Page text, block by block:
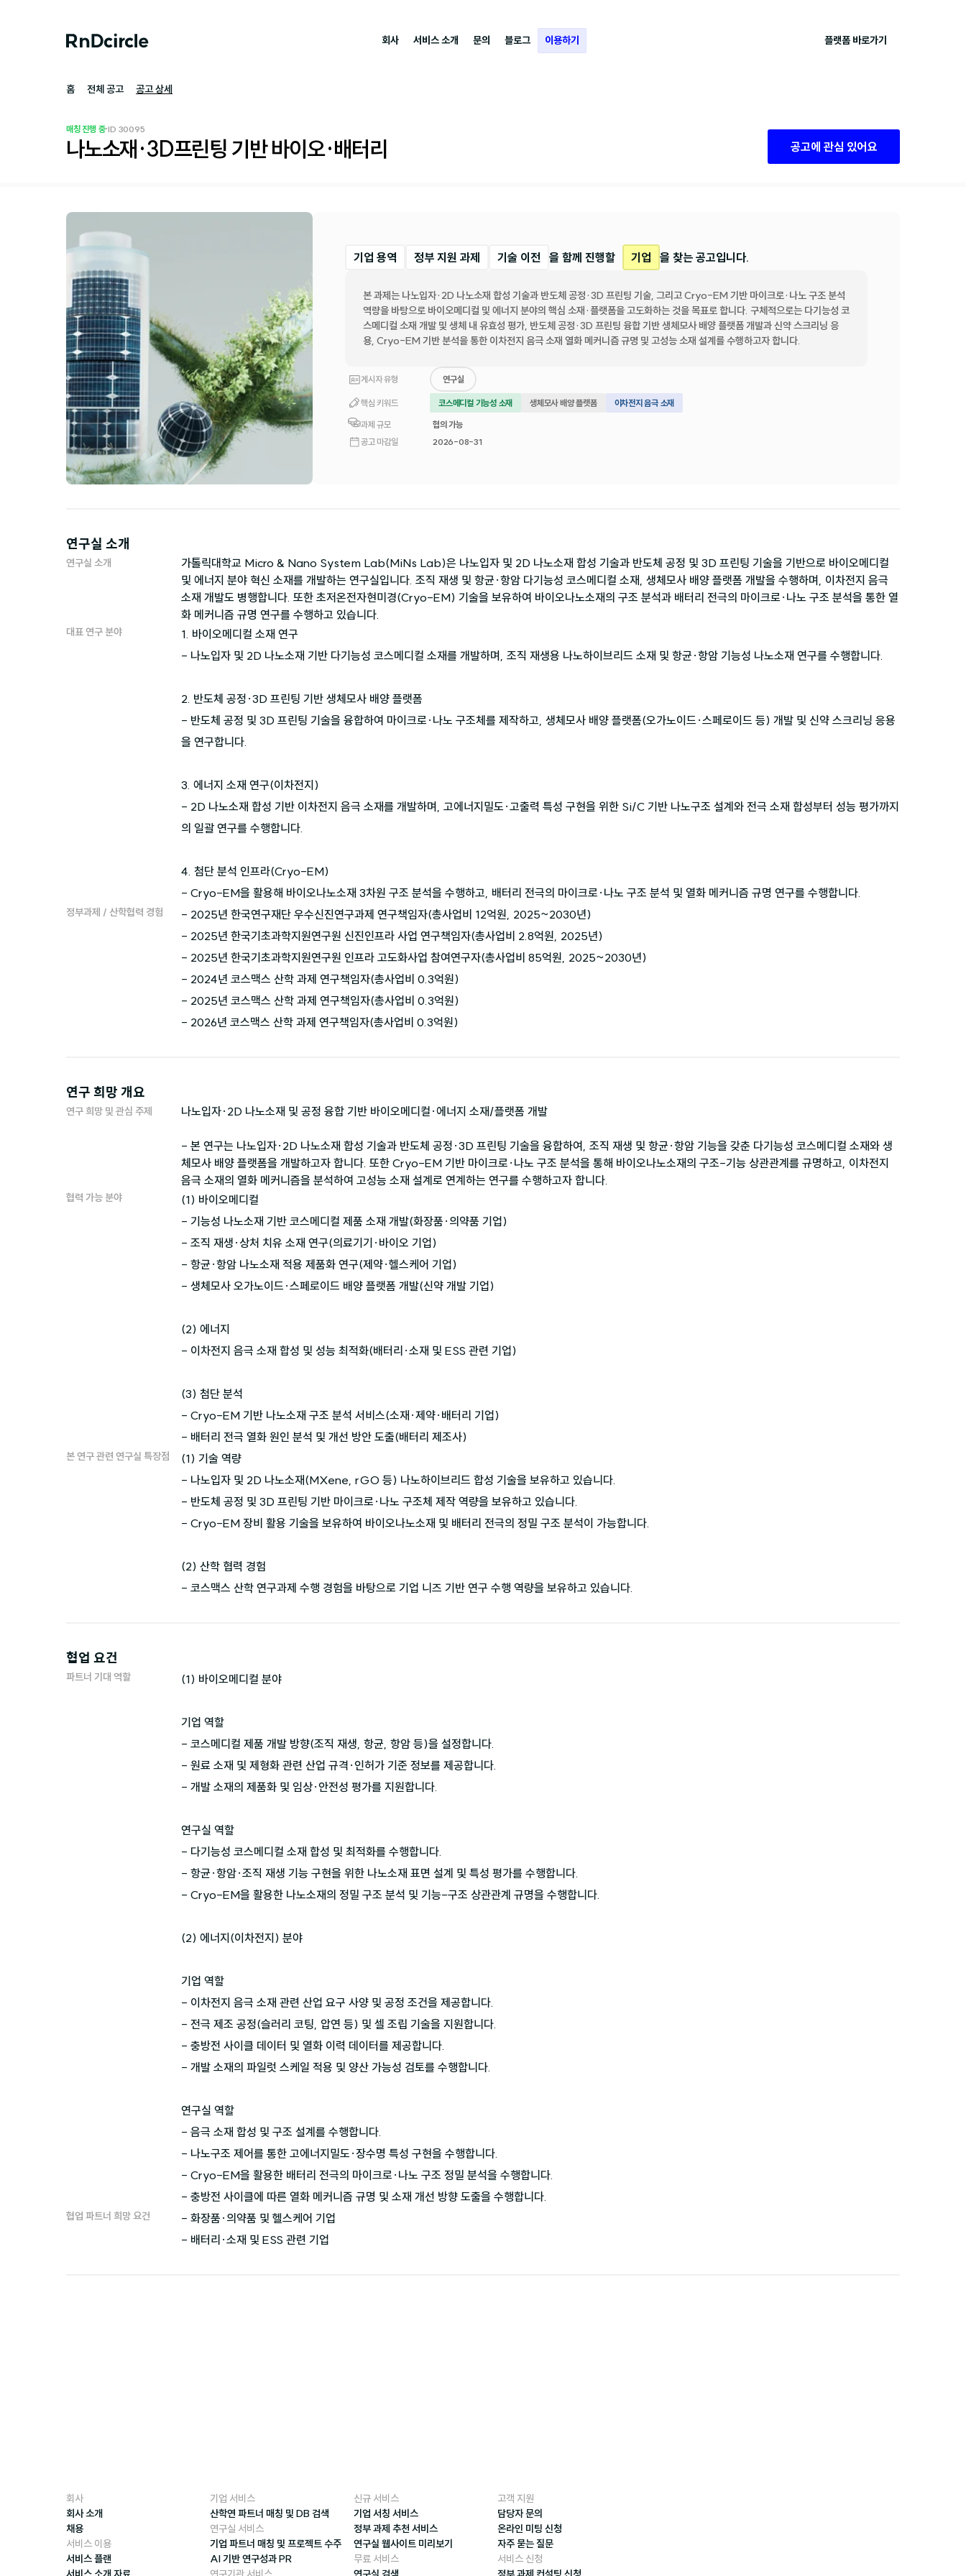
매칭 진행 중·ID 30095
나노소재·3D프린팅 기반 바이오·배터리 공고에 관심 있어요
기업 용역 정부 지원 과제 기술 이전 을 함께 진행할 기업 을 찾는 공고입니다.
본 과제는 나노입자·2D 나노소재 합성 기술과 반도체 공정·3D 프린팅 기술, 그리고 Cryo-EM 기반 마이크로·나노 구조 분석
역량을 바탕으로 바이오메디컬 및 에너지 분야의 핵심 소재·플랫폼을 고도화하는 것을 목표로 합니다. 구체적으로는 다기능성 코
스메디컬 소재 개발 및 생체 내 유효성 평가, 반도체 공정·3D 프린팅 융합 기반 생체모사 배양 플랫폼 개발과 신약 스크리닝 응
용, Cryo-EM 기반 분석을 통한 이차전지 음극 소재 열화 메커니즘 규명 및 고성능 소재 설계를 수행하고자 합니다.
게시자 유형 연구실
핵심 키워드 코스메디컬 기능성 소재 생체모사 배양 플랫폼
이차전지 음극 소재
과제 규모
협의 가능
공고 마감일
2026-08-31
연구실 소개
연구실 소개
가톨릭대학교 Micro & Nano System Lab(MiNs Lab)은 나노입자 및 2D 나노소재 합성 기술과 반도체 공정 및 3D 프린팅 기술을 기반으로 바이오메디컬
및 에너지 분야 혁신 소재를 개발하는 연구실입니다. 조직 재생 및 항균·항암 다기능성 코스메디컬 소재, 생체모사 배양 플랫폼 개발을 수행하며, 이차전지 음극
소재 개발도 병행합니다. 또한 초저온전자현미경(Cryo-EM) 기술을 보유하여 바이오나노소재의 구조 분석과 배터리 전극의 마이크로·나노 구조 분석을 통한 열
화 메커니즘 규명 연구를 수행하고 있습니다.
대표 연구 분야
1. 바이오메디컬 소재 연구
- 나노입자 및 2D 나노소재 기반 다기능성 코스메디컬 소재를 개발하며, 조직 재생용 나노하이브리드 소재 및 항균·항암 기능성 나노소재 연구를 수행합니다.
2. 반도체 공정·3D 프린팅 기반 생체모사 배양 플랫폼
- 반도체 공정 및 3D 프린팅 기술을 융합하여 마이크로·나노 구조체를 제작하고, 생체모사 배양 플랫폼(오가노이드·스페로이드 등) 개발 및 신약 스크리닝 응용
을 연구합니다.
3. 에너지 소재 연구(이차전지)
- 2D 나노소재 합성 기반 이차전지 음극 소재를 개발하며, 고에너지밀도·고출력 특성 구현을 위한 Si/C 기반 나노구조 설계와 전극 소재 합성부터 성능 평가까지
의 일괄 연구를 수행합니다.
4. 첨단 분석 인프라(Cryo-EM)
- Cryo-EM을 활용해 바이오나노소재 3차원 구조 분석을 수행하고, 배터리 전극의 마이크로·나노 구조 분석 및 열화 메커니즘 규명 연구를 수행합니다.
정부과제 / 산학협력 경험
- 2025년 한국연구재단 우수신진연구과제 연구책임자(총사업비 12억원, 2025~2030년)
- 2025년 한국기초과학지원연구원 신진인프라 사업 연구책임자(총사업비 2.8억원, 2025년)
- 2025년 한국기초과학지원연구원 인프라 고도화사업 참여연구자(총사업비 85억원, 2025~2030년)
- 2024년 코스맥스 산학 과제 연구책임자(총사업비 0.3억원)
- 2025년 코스맥스 산학 과제 연구책임자(총사업비 0.3억원)
- 2026년 코스맥스 산학 과제 연구책임자(총사업비 0.3억원)
연구 희망 개요
연구 희망 및 관심 주제 나노입자·2D 나노소재 및 공정 융합 기반 바이오메디컬·에너지 소재/플랫폼 개발
- 본 연구는 나노입자·2D 나노소재 합성 기술과 반도체 공정·3D 프린팅 기술을 융합하여, 조직 재생 및 항균·항암 기능을 갖춘 다기능성 코스메디컬 소재와 생
체모사 배양 플랫폼을 개발하고자 합니다. 또한 Cryo-EM 기반 마이크로·나노 구조 분석을 통해 바이오나노소재의 구조-기능 상관관계를 규명하고, 이차전지
음극 소재의 열화 메커니즘을 분석하여 고성능 소재 설계로 연계하는 연구를 수행하고자 합니다.
협력 가능 분야
(1) 바이오메디컬
- 기능성 나노소재 기반 코스메디컬 제품 소재 개발(화장품·의약품 기업)
- 조직 재생·상처 치유 소재 연구(의료기기·바이오 기업)
- 항균·항암 나노소재 적용 제품화 연구(제약·헬스케어 기업)
- 생체모사 오가노이드·스페로이드 배양 플랫폼 개발(신약 개발 기업)
(2) 에너지
- 이차전지 음극 소재 합성 및 성능 최적화(배터리·소재 및 ESS 관련 기업)
(3) 첨단 분석
- Cryo-EM 기반 나노소재 구조 분석 서비스(소재·제약·배터리 기업)
- 배터리 전극 열화 원인 분석 및 개선 방안 도출(배터리 제조사)
본 연구 관련 연구실 특장점
(1) 기술 역량
- 나노입자 및 2D 나노소재(MXene, rGO 등) 나노하이브리드 합성 기술을 보유하고 있습니다.
- 반도체 공정 및 3D 프린팅 기반 마이크로·나노 구조체 제작 역량을 보유하고 있습니다.
- Cryo-EM 장비 활용 기술을 보유하여 바이오나노소재 및 배터리 전극의 정밀 구조 분석이 가능합니다.
(2) 산학 협력 경험
- 코스맥스 산학 연구과제 수행 경험을 바탕으로 기업 니즈 기반 연구 수행 역량을 보유하고 있습니다.
협업 요건
파트너 기대 역할 (1) 바이오메디컬 분야
기업 역할
- 코스메디컬 제품 개발 방향(조직 재생, 항균, 항암 등)을 설정합니다.
- 원료 소재 및 제형화 관련 산업 규격·인허가 기준 정보를 제공합니다.
- 개발 소재의 제품화 및 임상·안전성 평가를 지원합니다.
연구실 역할
- 다기능성 코스메디컬 소재 합성 및 최적화를 수행합니다.
- 항균·항암·조직 재생 기능 구현을 위한 나노소재 표면 설계 및 특성 평가를 수행합니다.
- Cryo-EM을 활용한 나노소재의 정밀 구조 분석 및 기능-구조 상관관계 규명을 수행합니다.
(2) 에너지(이차전지) 분야
기업 역할
- 이차전지 음극 소재 관련 산업 요구 사양 및 공정 조건을 제공합니다.
- 전극 제조 공정(슬러리 코팅, 압연 등) 및 셀 조립 기술을 지원합니다.
- 충방전 사이클 데이터 및 열화 이력 데이터를 제공합니다.
- 개발 소재의 파일럿 스케일 적용 및 양산 가능성 검토를 수행합니다.
연구실 역할
- 음극 소재 합성 및 구조 설계를 수행합니다.
- 나노구조 제어를 통한 고에너지밀도·장수명 특성 구현을 수행합니다.
- Cryo-EM을 활용한 배터리 전극의 마이크로·나노 구조 정밀 분석을 수행합니다.
- 충방전 사이클에 따른 열화 메커니즘 규명 및 소재 개선 방향 도출을 수행합니다.
협업 파트너 희망 요건
- 화장품·의약품 및 헬스케어 기업
- 배터리·소재 및 ESS 관련 기업
회사
회사 소개
채용
서비스 이용
서비스 플랜
기업 서비스
산학연 파트너 매칭 및 DB 검색
연구실 서비스
기업 파트너 매칭 및 프로젝트 수주
AI 기반 연구성과 PR
신규 서비스
기업 서칭 서비스
정부 과제 추천 서비스
연구실 웹사이트 미리보기
무료 서비스
고객 지원
담당자 문의
온라인 미팅 신청
자주 묻는 질문
서비스 신청
회사 서비스 소개 문의 블로그 이용하기 플랫폼 바로가기
홈 전체 공고 공고 상세